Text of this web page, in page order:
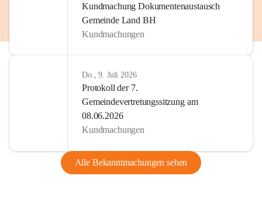
Kundmachung Dokumentenaustausch
Gemeinde Land BH
Kundmachungen
Do., 9. Juli 2026
Protokoll der 7.
Gemeindevertretungssitzung am
08.06.2026
Kundmachungen
Alle Bekanntmachungen sehen